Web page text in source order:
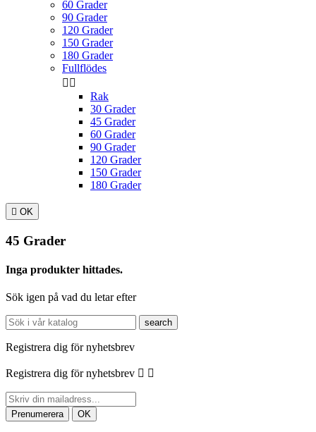
60 Grader
90 Grader
120 Grader
150 Grader
180 Grader
Fullflödes
 
Rak
30 Grader
45 Grader
60 Grader
90 Grader
120 Grader
150 Grader
180 Grader
 OK
45 Grader
Inga produkter hittades.
Sök igen på vad du letar efter
search
Registrera dig för nyhetsbrev
Registrera dig för nyhetsbrev  